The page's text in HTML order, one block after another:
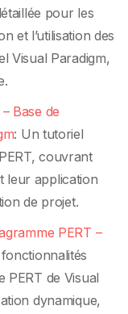
pour les
et l’utilisation des
Visual Paradigm,
Base de
: Un tutoriel
couvrant
leur application
de projet.
PERT –
PERT de Visual
dynamique,